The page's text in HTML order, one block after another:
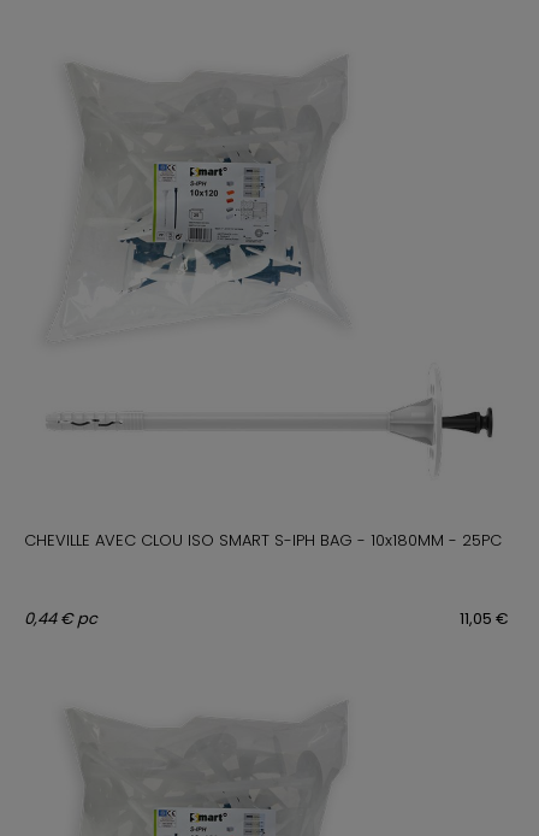
CHEVILLE AVEC CLOU ISO SMART S-IPH BAG - 10x180MM - 25PC
11,05 €
0,44 € pc